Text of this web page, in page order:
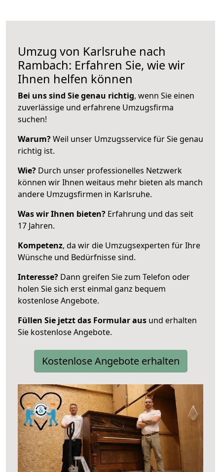
Umzug von Karlsruhe nach
Rambach: Erfahren Sie, wie wir
Ihnen helfen können
Bei uns sind Sie genau richtig, wenn Sie einen
zuverlässige und erfahrene Umzugsfirma
suchen!
Warum?Weil unser Umzugsservice für Sie genau
richtig ist.
Wie? Durch unser professionelles Netzwerk
können wir Ihnen weitaus mehr bieten als manch
andere Umzugsfirmen in Karlsruhe.
Was wir Ihnen bieten? Erfahrung und das seit
17 Jahren.
Kompetenz, da wir die Umzugsexperten für Ihre
Wünsche und Bedürfnisse sind.
Interesse? Dann greifen Sie zum Telefon oder
holen Sie sich erst einmal ganz bequem
kostenlose Angebote.
Füllen Sie jetzt das Formular aus und erhalten
Sie kostenlose Angebote.
Kostenlose Angebote erhalten